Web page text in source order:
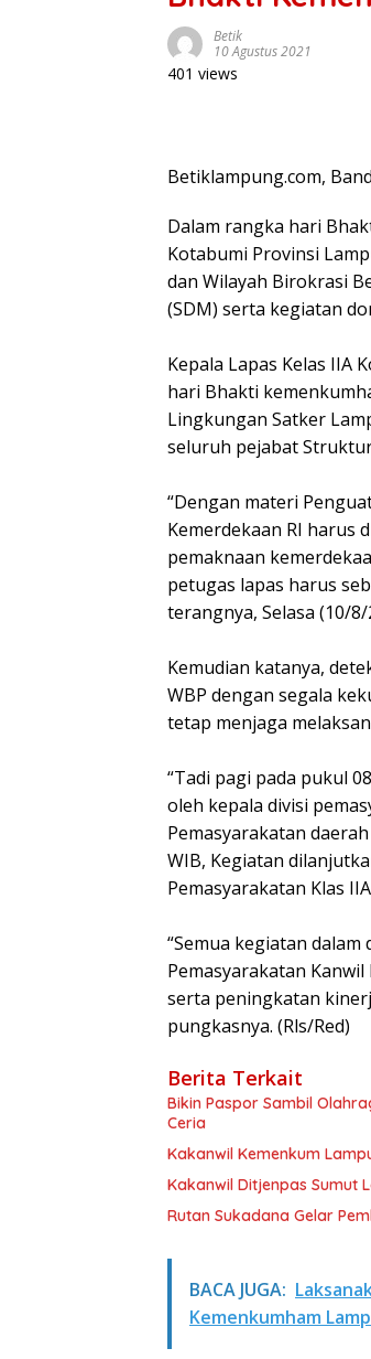
Betik
10 Agustus 2021
401 views
Betiklampung.com,
Dalam rangka hari
Kotabumi Provinsi
dan Wilayah Birokrasi
(SDM) serta kegiatan
Kepala Lapas Kelas IIA
hari Bhakti
Lingkungan Satker
seluruh pejabat
“Dengan materi
Kemerdekaan RI harus
pemaknaan
petugas lapas harus
terangnya, Selasa (10/8/
Kemudian katanya,
WBP dengan segala
tetap menjaga
“Tadi pagi pada pukul
oleh kepala divisi
Pemasyarakatan
WIB, Kegiatan
Pemasyarakatan Klas
“Semua kegiatan
Pemasyarakatan
serta peningkatan
pungkasnya. (Rls/Red)
Berita Terkait
Bikin Paspor Sambil
Ceria
Kakanwil Kemenkum
Kakanwil Ditjenpas Sumut
Rutan Sukadana Gelar
BACA JUGA:
Kemenkumham